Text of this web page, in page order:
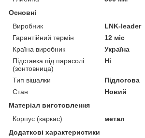
Основні
Виробник
LNK-leader
Гарантійний термін
12 міс
Країна виробник
Україна
Підставка під парасолі
(зонтовница)
Ні
Тип вішалки
Підлогова
Стан
Новий
Матеріал виготовлення
Корпус (каркас)
метал
Додаткові характеристики